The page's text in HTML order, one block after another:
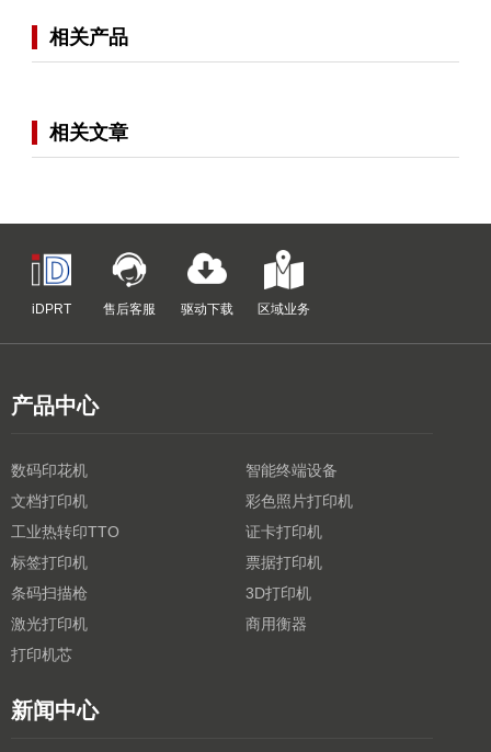
相关产品
相关文章
iDPRT 售后客服 驱动下载 区域业务
产品中心
数码印花机
智能终端设备
文档打印机
彩色照片打印机
工业热转印TTO
证卡打印机
标签打印机
票据打印机
条码扫描枪
3D打印机
激光打印机
商用衡器
打印机芯
新闻中心